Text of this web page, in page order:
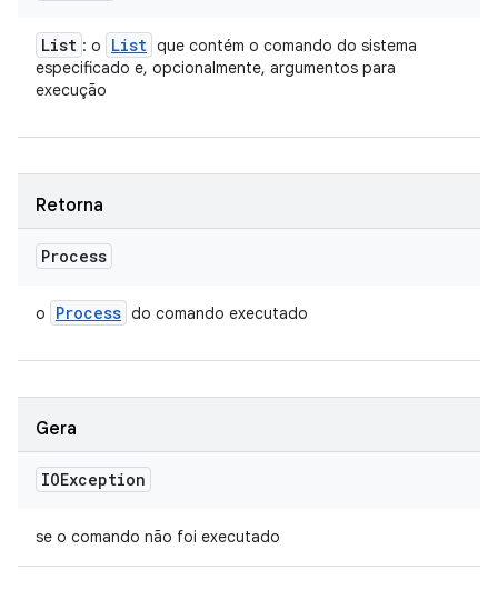
List : o List que contém o comando do sistema
especificado e, opcionalmente, argumentos para
execução
Retorna
Process
o Process do comando executado
Gera
IOException
se o comando não foi executado